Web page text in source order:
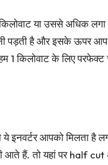
या उससे अधिक लगा
है और इसके ऊपर
किलोवाट के लिए
आपको मिलता है
तो यहां पर half cut